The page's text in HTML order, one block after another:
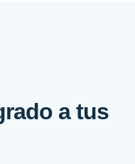
a tus